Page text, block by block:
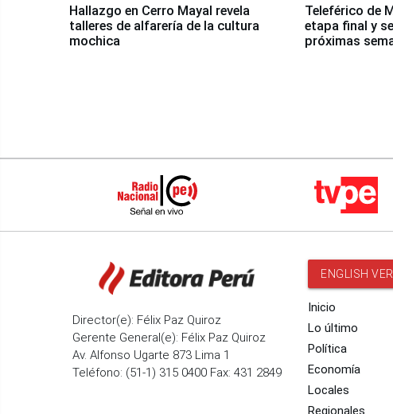
Hallazgo en Cerro Mayal revela
talleres de alfarería de la cultura
mochica
Teleférico de
etapa final y
próximas
Director(e): Félix Paz Quiroz
Gerente General(e): Félix Paz Quiroz
Av. Alfonso Ugarte 873 Lima 1
Teléfono: (51-1) 315 0400 Fax: 431 2849
ENGLISH
Inicio
Lo último
Política
Economía
Locales
Regionales